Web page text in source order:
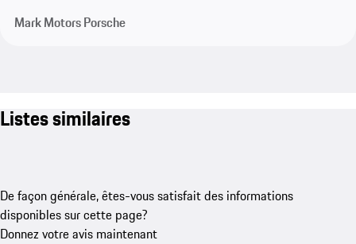
Mark Motors Porsche
Listes similaires
De façon générale, êtes-vous satisfait des informations
disponibles sur cette page?
Donnez votre avis maintenant